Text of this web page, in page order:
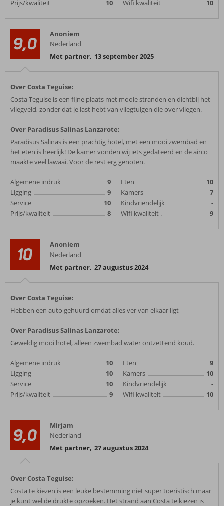
Prijs/kwaliteit 10 Wifi kwaliteit 10
9,0
Anoniem
Nederland
Met partner, 13 september 2025
Over Costa Teguise:
Costa Teguise is een fijne plaats met mooie stranden en dichtbij het
vliegveld, zonder dat je last hebt van vliegtuigen die over vliegen.
Over Paradisus Salinas Lanzarote:
Paradisus Salinas is een prachtig hotel, met een mooi zwembad en
het eten is heerlijk! De kamer vonden wij iets gedateerd en de airco
maakte veel lawaai. Voor de rest erg genoten.
Algemene indruk
9
Ligging
9
Service
10
Prijs/kwaliteit
8
Eten
10
Kamers
7
Kindvriendelijk
-
Wifi kwaliteit
9
10
Anoniem
Nederland
Met partner, 27 augustus 2024
Over Costa Teguise:
Hebben een auto gehuurd omdat alles ver van elkaar ligt
Over Paradisus Salinas Lanzarote:
Geweldig mooi hotel, alleen zwembad water ontzettend koud.
Algemene indruk
10
Ligging
10
Service
10
Prijs/kwaliteit
9
Eten
9
Kamers
10
Kindvriendelijk
-
Wifi kwaliteit
10
9,0
Mirjam
Nederland
Met partner, 27 augustus 2024
Over Costa Teguise:
Costa te kiezen is een leuke bestemming niet super toeristisch maar
je kunt wel de drukte opzoeken. Het strand aan Costa te kiezen is